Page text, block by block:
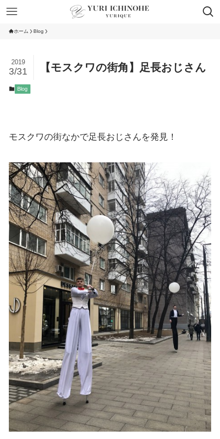
ホーム Blog
【モスクワの街角】足長おじさん
2019
3/31
Blog
モスクワの街なかで足長おじさんを発見！